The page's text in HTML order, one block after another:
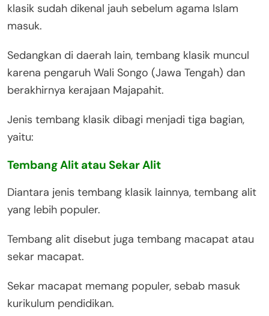
klasik sudah dikenal jauh sebelum agama Islam
masuk.
Sedangkan di daerah lain, tembang klasik muncul
karena pengaruh Wali Songo (Jawa Tengah) dan
berakhirnya kerajaan Majapahit.
Jenis tembang klasik dibagi menjadi tiga bagian,
yaitu:
Tembang Alit atau Sekar Alit
Diantara jenis tembang klasik lainnya, tembang alit
yang lebih populer.
Tembang alit disebut juga tembang macapat atau
sekar macapat.
Sekar macapat memang populer, sebab masuk
kurikulum pendidikan.